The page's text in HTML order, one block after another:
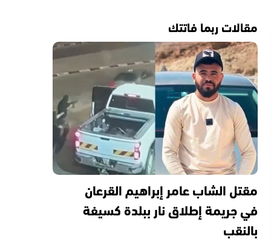
مقالات ربما فاتتك
مقتل الشاب عامر إبراهيم القرعان
في جريمة إطلاق نار ببلدة كسيفة
بالنقب